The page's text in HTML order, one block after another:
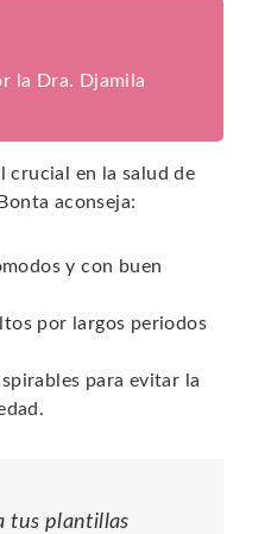
la Dra. Djamila
crucial en la salud de
aconseja:
y con buen
por largos periodos
para evitar la
tus plantillas